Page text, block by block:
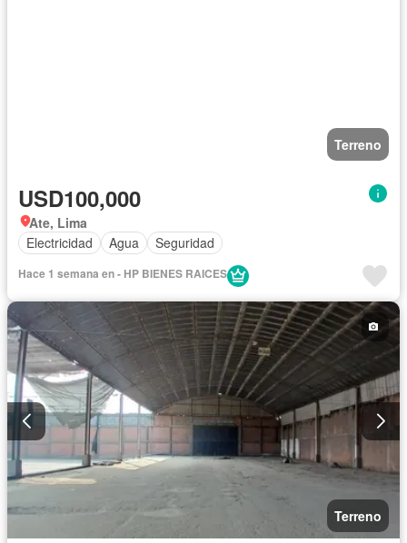
Terreno
USD100,000
Ate, Lima
Electricidad
Agua Seguridad
Hace 1 semana en - HP BIENES RAICES
Terreno